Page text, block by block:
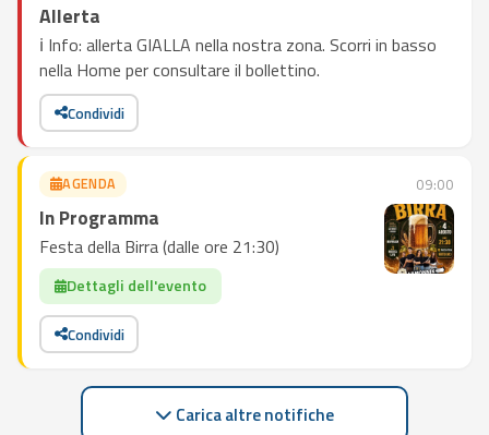
Allerta
ℹ️ Info: allerta GIALLA nella nostra zona. Scorri in basso
nella Home per consultare il bollettino.
Condividi
AGENDA 09:00
In Programma
Festa della Birra (dalle ore 21:30)
Dettagli dell'evento
Condividi
Carica altre notifiche